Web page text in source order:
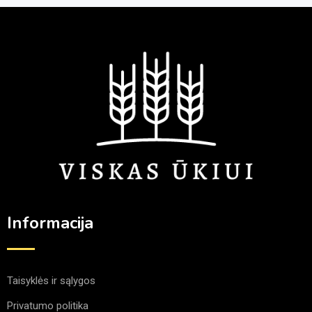
Informacija
Taisyklės ir sąlygos
Privatumo politika